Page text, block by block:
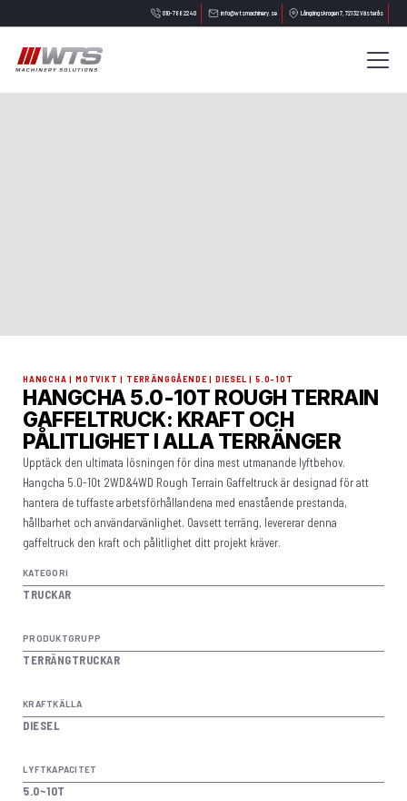
010-788 22 40 info@wtsmachinery.se Långängskrogen 7, 721 32 Västerås
HANGCHA | MOTVIKT | TERRÄNGGÅENDE | DIESEL | 5.0-10T
HANGCHA 5.0-10T ROUGH TERRAIN
GAFFELTRUCK: KRAFT OCH
PÅLITLIGHET I ALLA TERRÄNGER
Upptäck den ultimata lösningen för dina mest utmanande lyftbehov.
Hangcha 5.0-10t 2WD&4WD Rough Terrain Gaffeltruck är designad för att
hantera de tuffaste arbetsförhållandena med enastående prestanda,
hållbarhet och användarvänlighet. Oavsett terräng, levererar denna
gaffeltruck den kraft och pålitlighet ditt projekt kräver.
KATEGORI
TRUCKAR
PRODUKTGRUPP
TERRÄNGTRUCKAR
KRAFTKÄLLA
DIESEL
LYFTKAPACITET
5.0~10T